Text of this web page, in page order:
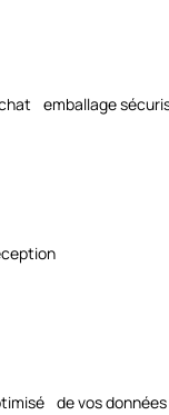
emballage
de vos